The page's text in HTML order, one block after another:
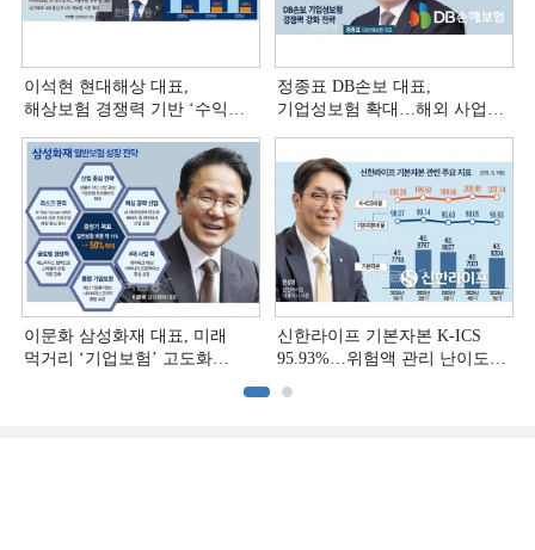
이석현 현대해상 대표,
해상보험 경쟁력 기반 ‘수익
(3)]
정종표 DB손보 대표,
기업성보험 확대…해외 사업
이문화 삼성화재 대표, 미래
먹거리 ‘기업보험’ 고도화
신한라이프 기본자본 K-ICS
95.93%…위험액 관리 난이도